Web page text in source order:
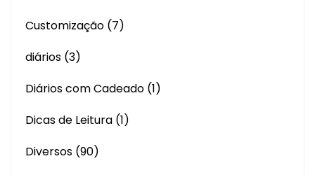
Customização (7)
diários (3)
Diários com Cadeado (1)
Dicas de Leitura (1)
Diversos (90)